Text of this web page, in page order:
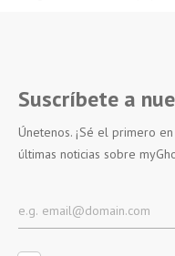
Suscríbete a
Únetenos. ¡Sé el primero
últimas noticias sobre